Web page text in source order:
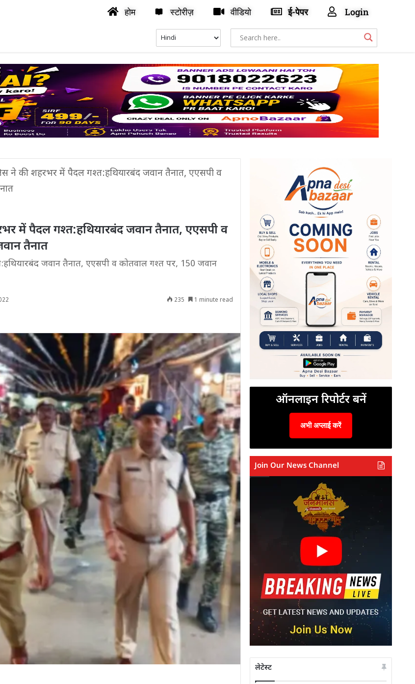
होम स्टोरीज़ वीडियो ई-पेपर Login
ने की शहरभर में पैदल गश्त:हथियारबंद जवान तैनात, एएसपी व
में पैदल गश्त:हथियारबंद जवान तैनात, एएसपी व
तैनात
जवान तैनात, एएसपी व कोतवाल गश्त पर, 150 जवान
235 1 minute read
ऑनलाइन रिपोर्टर बनें
अभी अप्लाई करें
Join Our News Channel
लेटेस्ट